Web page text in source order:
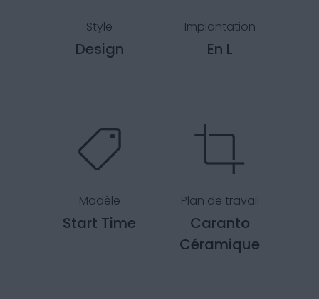
Style
Design
Implantation
En L
Modèle
Start Time
Plan de travail
Caranto
Céramique